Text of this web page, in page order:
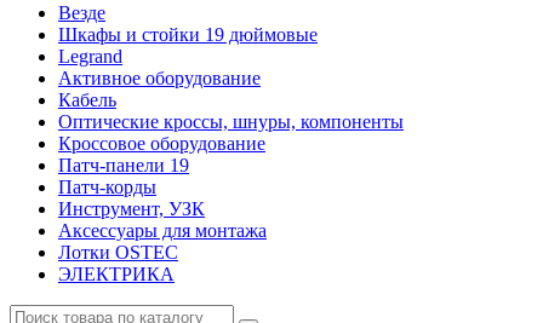
Везде
Шкафы и стойки 19 дюймовые
Legrand
Активное оборудование
Кабель
Оптические кроссы, шнуры, компоненты
Кроссовое оборудование
Патч-панели 19
Патч-корды
Инструмент, УЗК
Аксессуары для монтажа
Лотки OSTEC
ЭЛЕКТРИКА